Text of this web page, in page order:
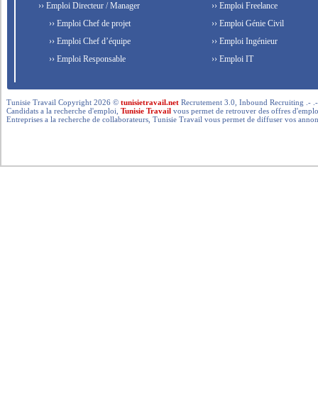
›› Emploi Directeur / Manager
›› Emploi Chef de projet
›› Emploi Chef d’équipe
›› Emploi Responsable
›› Emploi Freelance
›› Emploi Génie Civil
›› Emploi Ingénieur
›› Emploi IT
Tunisie Travail Copyright 2026 ©tunisietravail.net Recrutement 3.0, Inbound Recruiting .-
Candidats a la recherche d'emploi,Tunisie Travail vous permet de retrouver des offres
Entreprises a la recherche de collaborateurs, Tunisie Travail vous permet de diffuser vos